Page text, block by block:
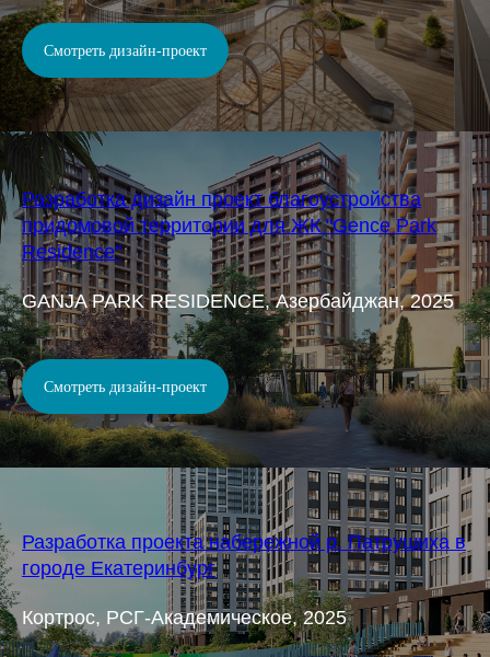
Смотреть дизайн-проект
Разработка дизайн проект благоустройства
придомовой территории для ЖК "Gence Park
Residence"
GANJA PARK RESIDENCE, Азербайджан, 2025
Смотреть дизайн-проект
Разработка проекта набережной р. Патрушиха в
городе Екатеринбург
Кортрос, РСГ-Академическое, 2025